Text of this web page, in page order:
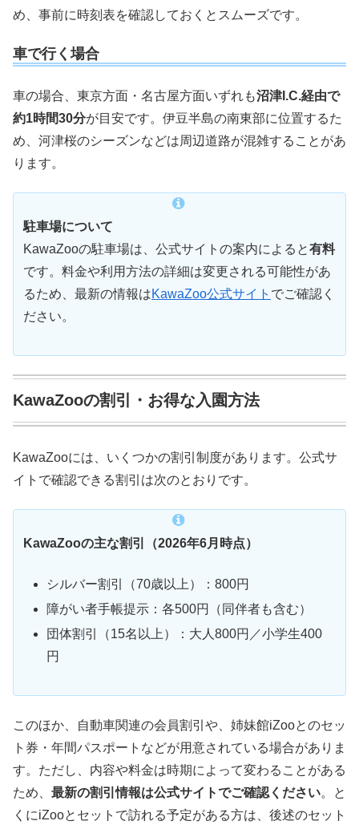
め、事前に時刻表を確認しておくとスムーズです。
車で行く場合
車の場合、東京方面・名古屋方面いずれも沼津I.C.経由で
約1時間30分が目安です。伊豆半島の南東部に位置するた
め、河津桜のシーズンなどは周辺道路が混雑することがあ
ります。
駐車場について
KawaZooの駐車場は、公式サイトの案内によると有料
です。料金や利用方法の詳細は変更される可能性があ
るため、最新の情報はKawaZoo公式サイト でご確認く
ださい。
KawaZooの割引・お得な入園方法
KawaZooには、いくつかの割引制度があります。公式サ
イトで確認できる割引は次のとおりです。
KawaZooの主な割引（2026年6月時点）
シルバー割引（70歳以上）：800円
障がい者手帳提示：各500円（同伴者も含む）
団体割引（15名以上）：大人800円／小学生400
円
このほか、自動車関連の会員割引や、姉妹館iZooとのセッ
ト券・年間パスポートなどが用意されている場合がありま
す。ただし、内容や料金は時期によって変わることがある
ため、 最新の割引情報は公式サイトでご確認ください。と
くにiZooとセットで訪れる予定がある方は、後述のセット